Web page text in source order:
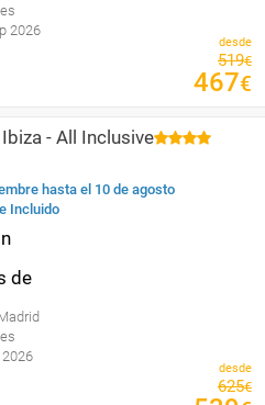
2026
desde
519€
467€
- All Inclusive
hasta el 10 de agosto
Incluido
desde
625€